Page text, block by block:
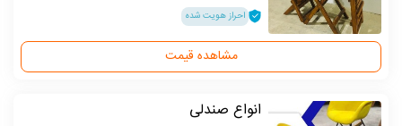
احراز هویت شده
مشاهده قیمت
انواع صندلی